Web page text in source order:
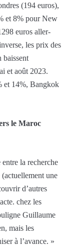
(194 euros),
et 8% pour New
euros aller-
les prix des
baissent
et août 2023.
et 14%, Bangkok
le Maroc
la recherche
une
d’autres
chez les
Guillaume
mais les
à l’avance. »